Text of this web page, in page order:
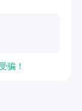
骗！